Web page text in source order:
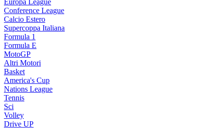
Europa League
Conference League
Calcio Estero
Supercoppa Italiana
Formula 1
Formula E
MotoGP
Altri Motori
Basket
America's Cup
Nations League
Tennis
Sci
Volley
Drive UP